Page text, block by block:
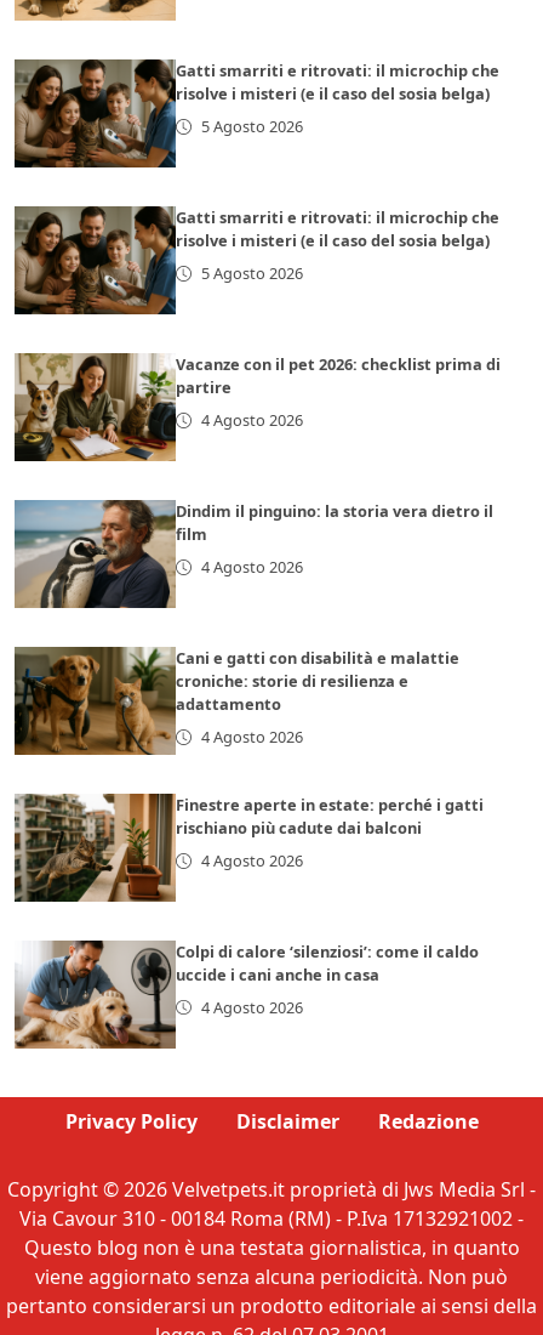
Gatti smarriti e ritrovati: il microchip che
risolve i misteri (e il caso del sosia belga)
5 Agosto 2026
Gatti smarriti e ritrovati: il microchip che
risolve i misteri (e il caso del sosia belga)
5 Agosto 2026
Vacanze con il pet 2026: checklist prima di
partire
4 Agosto 2026
Dindim il pinguino: la storia vera dietro il
film
4 Agosto 2026
Cani e gatti con disabilità e malattie
croniche: storie di resilienza e
adattamento
4 Agosto 2026
Finestre aperte in estate: perché i gatti
rischiano più cadute dai balconi
4 Agosto 2026
Colpi di calore ‘silenziosi’: come il caldo
uccide i cani anche in casa
4 Agosto 2026
Privacy Policy Disclaimer Redazione
Copyright © 2026 Velvetpets.it proprietà di Jws Media Srl -
Via Cavour 310 - 00184 Roma (RM) - P.Iva 17132921002 -
Questo blog non è una testata giornalistica, in quanto
viene aggiornato senza alcuna periodicità. Non può
pertanto considerarsi un prodotto editoriale ai sensi della